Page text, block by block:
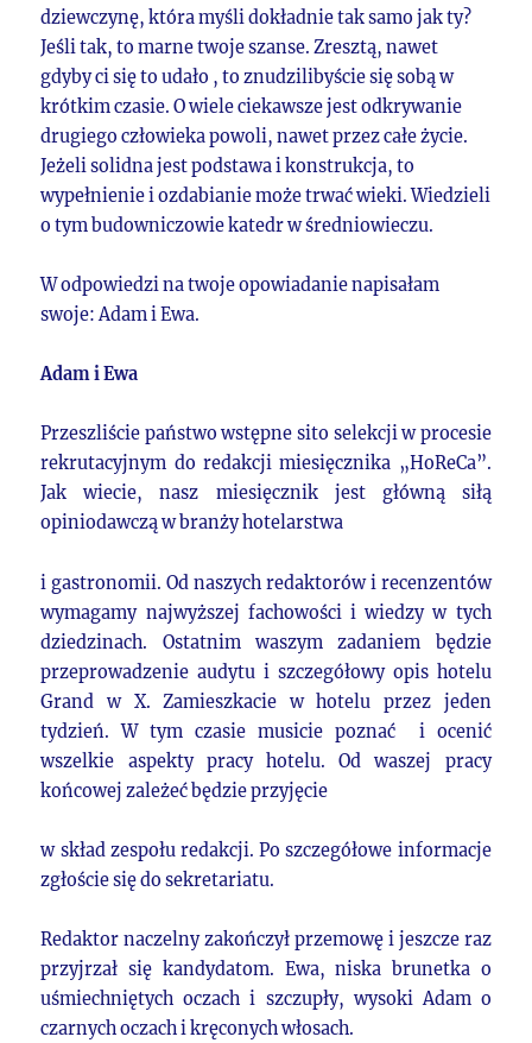
dziewczynę, która myśli dokładnie tak samo jak ty?
Jeśli tak, to marne twoje szanse. Zresztą, nawet
gdyby ci się to udało , to znudzilibyście się sobą w
krótkim czasie. O wiele ciekawsze jest odkrywanie
drugiego człowieka powoli, nawet przez całe życie.
Jeżeli solidna jest podstawa i konstrukcja, to
wypełnienie i ozdabianie może trwać wieki. Wiedzieli
o tym budowniczowie katedr w średniowieczu.
W odpowiedzi na twoje opowiadanie napisałam
swoje: Adam i Ewa.
Adam i Ewa
Przeszliście państwo wstępne sito selekcji w procesie
rekrutacyjnym do redakcji miesięcznika „HoReCa”.
Jak wiecie, nasz miesięcznik jest główną siłą
opiniodawczą w branży hotelarstwa
i gastronomii. Od naszych redaktorów i recenzentów
wymagamy najwyższej fachowości i wiedzy w tych
dziedzinach. Ostatnim waszym zadaniem będzie
przeprowadzenie audytu i szczegółowy opis hotelu
Grand w X. Zamieszkacie w hotelu przez jeden
tydzień. W tym czasie musicie poznać i ocenić
wszelkie aspekty pracy hotelu. Od waszej pracy
końcowej zależeć będzie przyjęcie
w skład zespołu redakcji. Po szczegółowe informacje
zgłoście się do sekretariatu.
Redaktor naczelny zakończył przemowę i jeszcze raz
przyjrzał się kandydatom. Ewa, niska brunetka o
uśmiechniętych oczach i szczupły, wysoki Adam o
czarnych oczach i kręconych włosach.